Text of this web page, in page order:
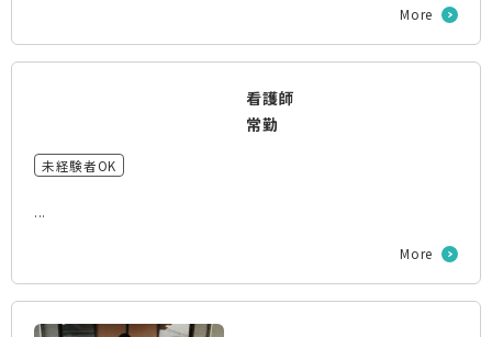
More
看護師
常勤
未経験者OK
...
More